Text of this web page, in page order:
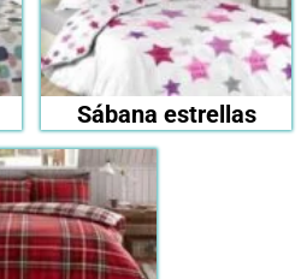
Sábana estrellas